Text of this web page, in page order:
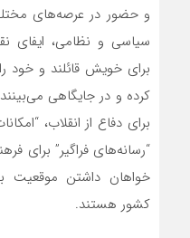
و حضور در عرصه‌های
سیاسی و نظامی، ایفای
برای خویش قائلند و خود
کرده و در جایگاهی
برای دفاع از انقلاب،
“رسانه‌های فراگیر” برای
خواهان داشتن موقعیت
کشور هستند.